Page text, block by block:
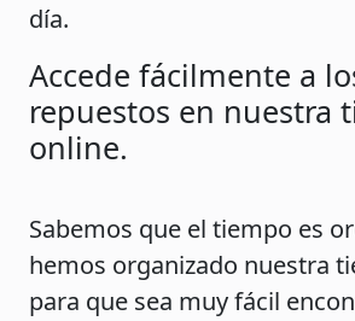
día.
Accede fácilmente a
repuestos en nuestra
online.
Sabemos que el tiempo es
hemos organizado nuestra
para que sea muy fácil